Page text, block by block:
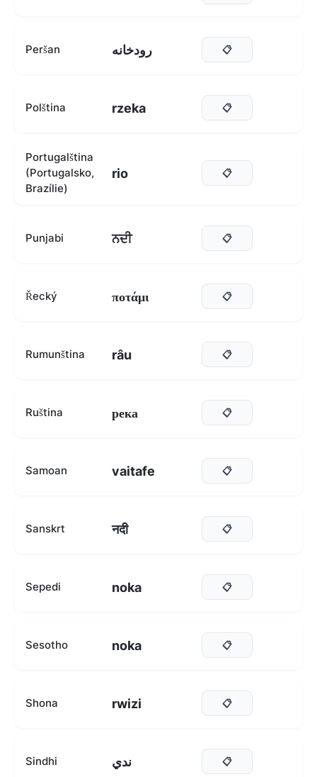
Peršan رودخانه 📋
Polština rzeka 📋
Portugalština
(Portugalsko,
Brazílie)
rio 📋
Punjabi ਨਦੀ 📋
Řecký ποτάμι 📋
Rumunština râu 📋
Ruština река 📋
Samoan vaitafe 📋
Sanskrt नदी 📋
Sepedi noka 📋
Sesotho noka 📋
Shona rwizi 📋
Sindhi ندي 📋